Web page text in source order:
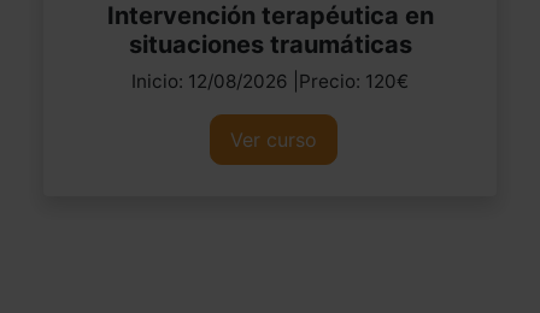
Intervención terapéutica en
situaciones traumáticas
Inicio: 12/08/2026 |Precio: 120€
Ver curso